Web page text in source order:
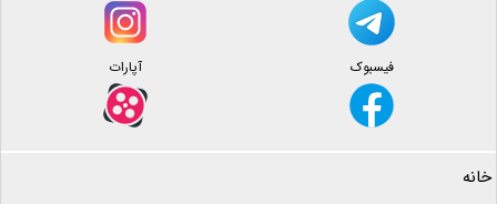
فیسبوک آپارات
خانه